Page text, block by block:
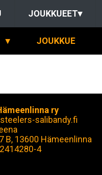
JOUKKUEET▾
▾ JOUKKUE
ry
salibandy.fi
B, 13600 Hämeenlinna
4